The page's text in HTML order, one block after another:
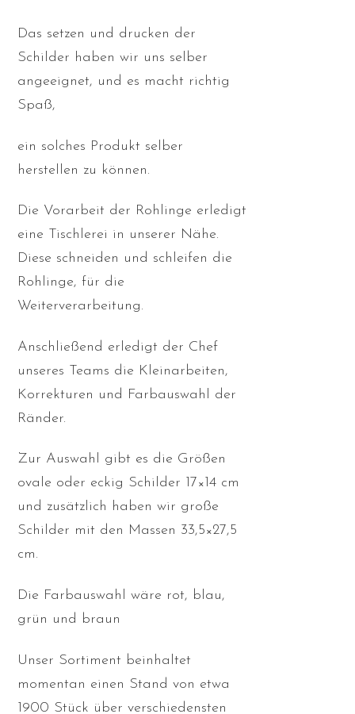
Das setzen und drucken der
Schilder haben wir uns selber
angeeignet, und es macht richtig
Spaß,
ein solches Produkt selber
herstellen zu können.
Die Vorarbeit der Rohlinge erledigt
eine Tischlerei in unserer Nähe.
Diese schneiden und schleifen die
Rohlinge, für die
Weiterverarbeitung.
Anschließend erledigt der Chef
unseres Teams die Kleinarbeiten,
Korrekturen und Farbauswahl der
Ränder.
Zur Auswahl gibt es die Größen
ovale oder eckig Schilder 17×14 cm
und zusätzlich haben wir große
Schilder mit den Massen 33,5×27,5
cm.
Die Farbauswahl wäre rot, blau,
grün und braun
Unser Sortiment beinhaltet
momentan einen Stand von etwa
1900 Stück über verschiedensten